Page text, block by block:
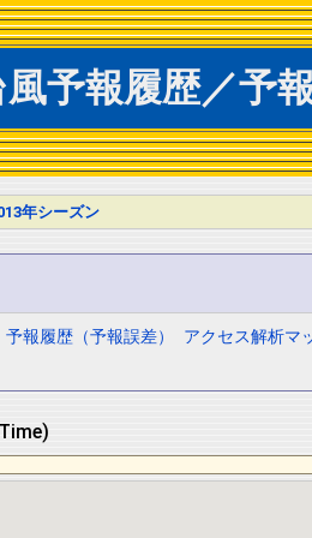
予報履歴／予
年シーズン
予報履歴（予報誤差）
アクセス解析マ